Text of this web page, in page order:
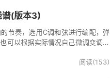
谱(版本3)
节奏，选用C调和弦进行编配，弹
可以根据实际情况自己微调变调夹
、间奏、尾奏solo编配，精编完美
阅读(153)